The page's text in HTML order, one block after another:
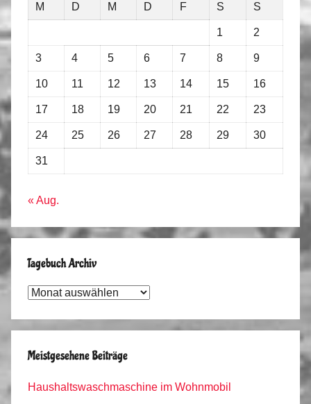
M
D M D F S S
1 2
3 4 5 6 7 8 9
10 11 12 13 14 15 16
17 18 19 20 21 22 23
24 25 26 27 28 29 30
31
« Aug.
Tagebuch Archiv
Tagebuch
Meistgesehene Beiträge
Haushaltswaschmaschine im Wohnmobil